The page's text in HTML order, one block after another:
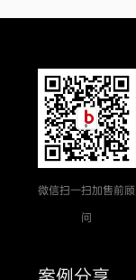
微信扫一扫加售前顾
问